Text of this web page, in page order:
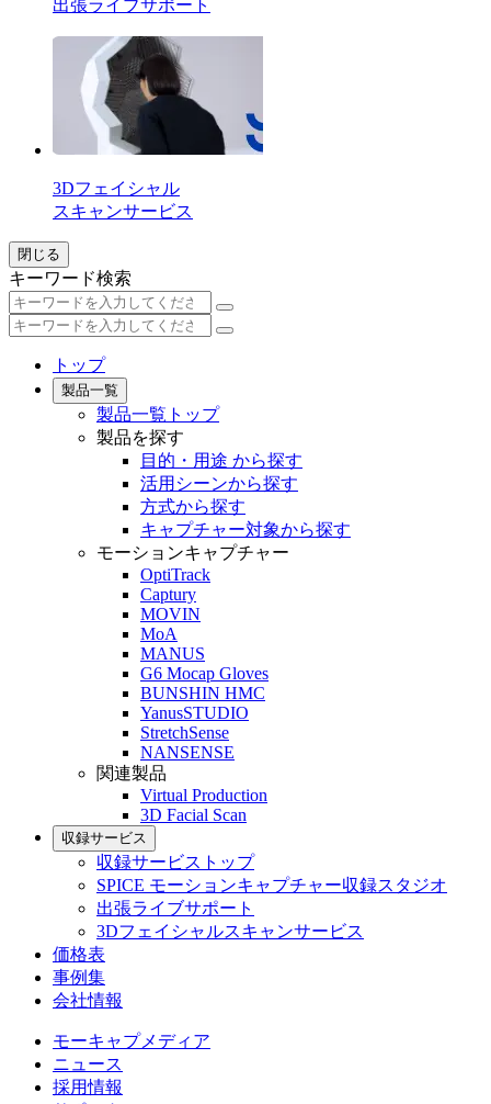
出張ライブサポート
3Dフェイシャル
スキャンサービス
閉じる
キーワード検索
トップ
製品一覧
製品一覧トップ
製品を探す
目的・用途 から探す
活用シーンから探す
方式から探す
キャプチャー対象から探す
モーションキャプチャー
OptiTrack
Captury
MOVIN
MoA
MANUS
G6 Mocap Gloves
BUNSHIN HMC
YanusSTUDIO
StretchSense
NANSENSE
関連製品
Virtual Production
3D Facial Scan
収録サービス
収録サービストップ
SPICE モーションキャプチャー収録スタジオ
出張ライブサポート
3Dフェイシャルスキャンサービス
価格表
事例集
会社情報
モーキャプメディア
ニュース
採用情報